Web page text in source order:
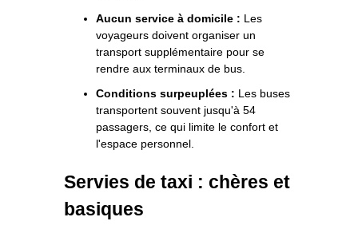
Aucun service à domicile : Les
voyageurs doivent organiser un
transport supplémentaire pour se
rendre aux terminaux de bus.
Conditions surpeuplées : Les buses
transportent souvent jusqu'à 54
passagers, ce qui limite le confort et
l'espace personnel.
Servies de taxi : chères et
basiques